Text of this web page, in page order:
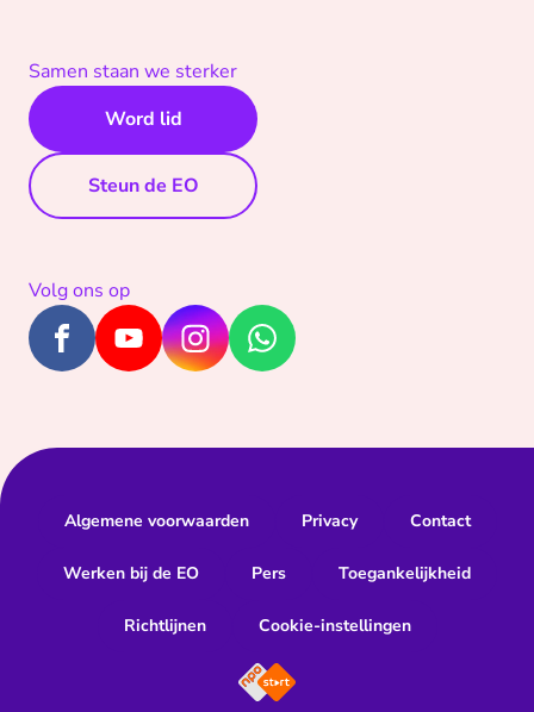
Samen staan we sterker
Word lid
Steun de EO
Volg ons op
Algemene voorwaarden Privacy Contact
Werken bij de EO Pers Toegankelijkheid
Richtlijnen Cookie-instellingen